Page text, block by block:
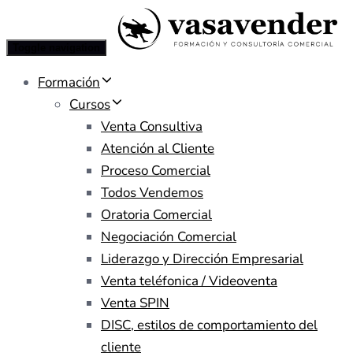
Formación
Cursos
Venta Consultiva
Atención al Cliente
Proceso Comercial
Todos Vendemos
Oratoria Comercial
Negociación Comercial
Liderazgo y Dirección Empresarial
Venta teléfonica / Videoventa
Venta SPIN
DISC, estilos de comportamiento del
cliente